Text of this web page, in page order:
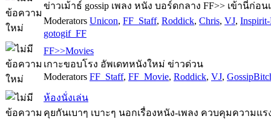
ข่าวเม้าธ์ gossip เพลง หนัง บอร์ดกลาง FF>> เข้านี่ก่อน
Moderators Unicon, FF_Staff, Roddick, Chris, VJ,
gotogif_FF
FF>>Movies
เกาะขอบโรง อัพเดทหนังใหม่ ข่าวด่วน
Moderators FF_Staff, FF_Movie, Roddick, VJ,
ห้องนั่งเล่น
คุยกันเบาๆ เบาะๆ นอกเรื่องหนัง-เพลง ควบคุมความแร